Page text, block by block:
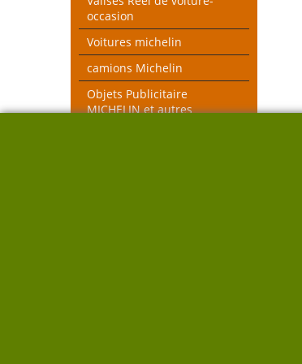
occasion
Voitures michelin
camions Michelin
Objets Publicitaire
MICHELIN et autres